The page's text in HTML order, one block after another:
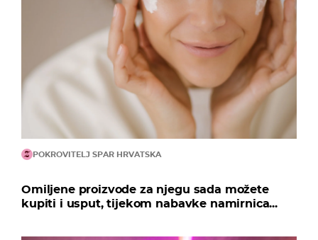
POKROVITELJ SPAR HRVATSKA
Omiljene proizvode za njegu sada možete
kupiti i usput, tijekom nabavke namirnica...